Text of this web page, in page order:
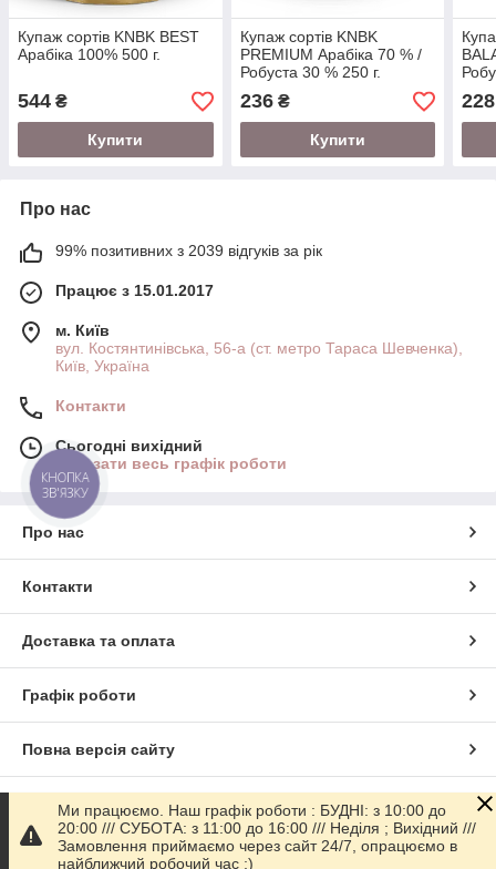
Купаж сортів KNBK BEST
Арабіка 100% 500 г.
544 ₴
Купити
Купаж сортів KNBK
PREMIUM Арабіка 70 % /
Робуста 30 % 250 г.
236₴
Купити
228
Про нас
99% позитивних з 2039 відгуків за рік
Працює з 15.01.2017
м. Київ
вул. Костянтинівська, 56-а (ст. метро Тараса Шевченка),
Київ, Україна
Контакти
Сьогодні вихідний
Показати весь графік роботи
Про нас
Контакти
Доставка та оплата
Графік роботи
Повна версія сайту
Сайт створено на маркетплейсіProm.ua
Політика конфіденційності
Ми працюємо. Наш графік роботи : БУДНІ: з 10:00 до
20:00 /// СУБОТА: з 11:00 до 16:00 /// Неділя ; Вихідний ///
Замовлення приймаємо через сайт 24/7, опрацюємо в
найближчий робочий час ;)
КНОПКА
ЗВ'ЯЗКУ